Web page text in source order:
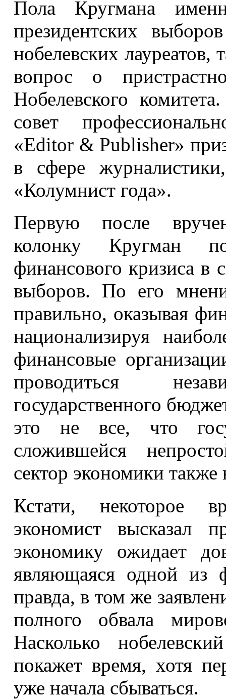
Пола Кругмана
президентских
нобелевских
вопрос о
Нобелевского
совет
«Editor & Publisher»
в сфере
«Колумнист года».
Первую после
колонку Кругман
финансового кризиса в
выборов. По его
правильно, оказывая
национализируя
финансовые
проводиться
государственного
это не все, что
сложившейся
сектор экономики
Кстати, некоторое
экономист высказал
экономику ожидает
являющаяся одной из
правда, в том же
полного обвала
Насколько
покажет время, хотя
уже начала сбываться.